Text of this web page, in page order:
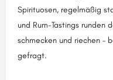
Spirituosen, regelmäßig
und Rum-Tastings runden
schmecken und riechen –
gefragt.